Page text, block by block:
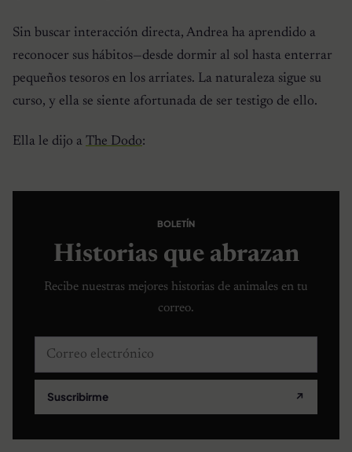
Sin buscar interacción directa, Andrea ha aprendido a
reconocer sus hábitos—desde dormir al sol hasta enterrar
pequeños tesoros en los arriates. La naturaleza sigue su
curso, y ella se siente afortunada de ser testigo de ello.
Ella le dijo a The Dodo:
BOLETÍN
Historias que abrazan
Recibe nuestras mejores historias de animales en tu
correo.
Correo electrónico
Suscribirme ↗